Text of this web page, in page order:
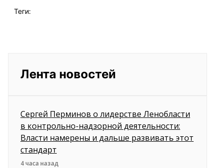
Теги:
Лента новостей
Сергей Перминов о лидерстве Ленобласти
в контрольно-надзорной деятельности:
Власти намерены и дальше развивать этот
стандарт
4 часа назад